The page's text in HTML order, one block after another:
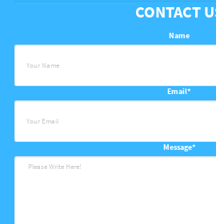
CONTACT
Name
Email*
Message*